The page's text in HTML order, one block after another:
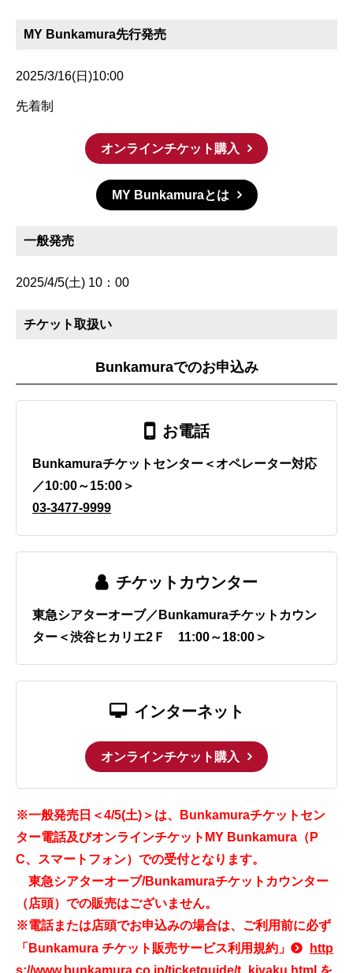
MY Bunkamura先行発売
2025/3/16(日)10:00
先着制
オンラインチケット購入
MY Bunkamuraとは
一般発売
2025/4/5(土) 10：00
チケット取扱い
Bunkamuraでのお申込み
お電話
Bunkamuraチケットセンター＜オペレーター対応
／10:00～15:00＞
03-3477-9999
チケットカウンター
東急シアターオーブ／Bunkamuraチケットカウン
ター＜渋谷ヒカリエ2Ｆ 11:00～18:00＞
インターネット
オンラインチケット購入
※一般発売日＜4/5(土)＞は、Bunkamuraチケットセン
ター電話及びオンラインチケットMY Bunkamura（P
C、スマートフォン）での受付となります。
東急シアターオーブ/Bunkamuraチケットカウンター
（店頭）での販売はございません。
※電話または店頭でお申込みの場合は、ご利用前に必ず
「Bunkamura チケット販売サービス利用規約」
http